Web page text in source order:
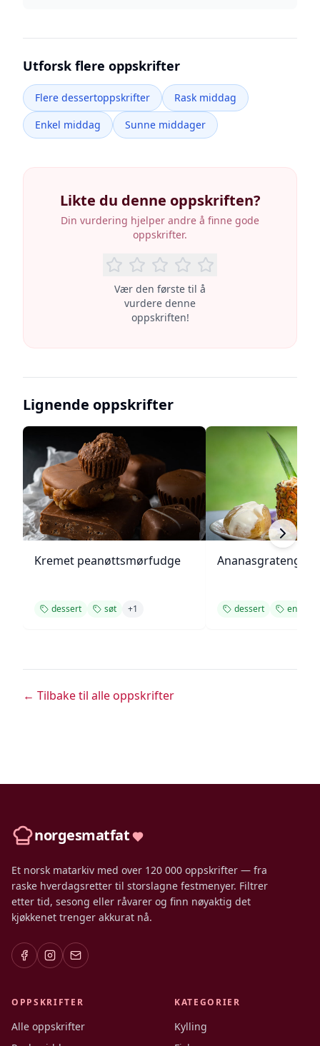
Utforsk flere oppskrifter
Flere dessertoppskrifter
Rask middag
Enkel middag
Sunne middager
Likte du denne oppskriften?
Din vurdering hjelper andre å finne gode
oppskrifter.
Vær den første til å
vurdere denne
oppskriften!
Lignende oppskrifter
Kremet peanøttsmørfudge
dessert søt +1
Ananasgrateng
dessert enkel
← Tilbake til alle oppskrifter
norgesmatfat
Et norsk matarkiv med over 120 000 oppskrifter — fra
raske hverdagsretter til storslagne festmenyer. Filtrer
etter tid, sesong eller råvarer og finn nøyaktig det
kjøkkenet trenger akkurat nå.
OPPSKRIFTER
Alle oppskrifter
KATEGORIER
Kylling